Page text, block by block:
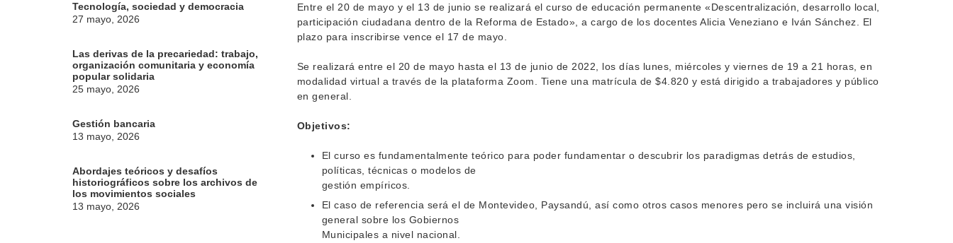
Tecnología, sociedad y democracia
27 mayo, 2026
Las derivas de la precariedad: trabajo,
organización comunitaria y economía
popular solidaria
25 mayo, 2026
Gestión bancaria
13 mayo, 2026
Abordajes teóricos y desafíos
historiográficos sobre los archivos de
los movimientos sociales
13 mayo, 2026
Entre el 20 de mayo y el 13 de junio se realizará el curso de educación permanente «Descentralización, desarrollo local,
participación ciudadana dentro de la Reforma de Estado», a cargo de los docentes Alicia Veneziano e Iván Sánchez. El
plazo para inscribirse vence el 17 de mayo.
Se realizará entre el 20 de mayo hasta el 13 de junio de 2022, los días lunes, miércoles y viernes de 19 a 21 horas, en
modalidad virtual a través de la plataforma Zoom. Tiene una matrícula de $4.820 y está dirigido a trabajadores y público
en general.
Objetivos:
El curso es fundamentalmente teórico para poder fundamentar o descubrir los paradigmas detrás de estudios,
políticas, técnicas o modelos de
gestión empíricos.
El caso de referencia será el de Montevideo, Paysandú, así como otros casos menores pero se incluirá una visión
general sobre los Gobiernos
Municipales a nivel nacional.